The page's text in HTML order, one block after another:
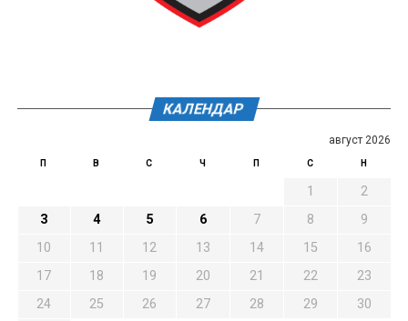
КАЛЕНДАР
август 2026
П В С Ч П С Н
1
2
3
4 5 6 7 8
9
10
11 12 13 14 15
16
17
18 19 20 21 22
23
24
25 26 27 28 29 30